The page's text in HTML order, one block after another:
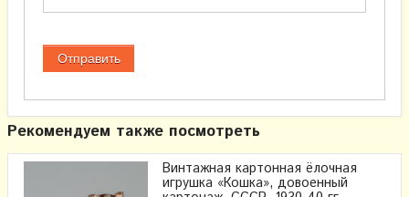
Рекомендуем также посмотреть
Винтажная картонная ёлочная
игрушка «Кошка», довоенный